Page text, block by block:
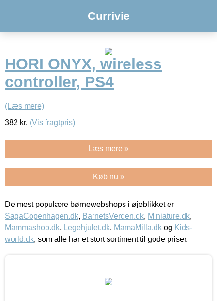
Currivie
HORI ONYX, wireless
controller, PS4
(Læs mere)
382 kr. (Vis fragtpris)
Læs mere »
Køb nu »
De mest populære børnewebshops i øjeblikket er
SagaCopenhagen.dk, BarnetsVerden.dk, Miniature.dk,
Mammashop.dk, Legehjulet.dk, MamaMilla.dk og Kids-
world.dk, som alle har et stort sortiment til gode priser.